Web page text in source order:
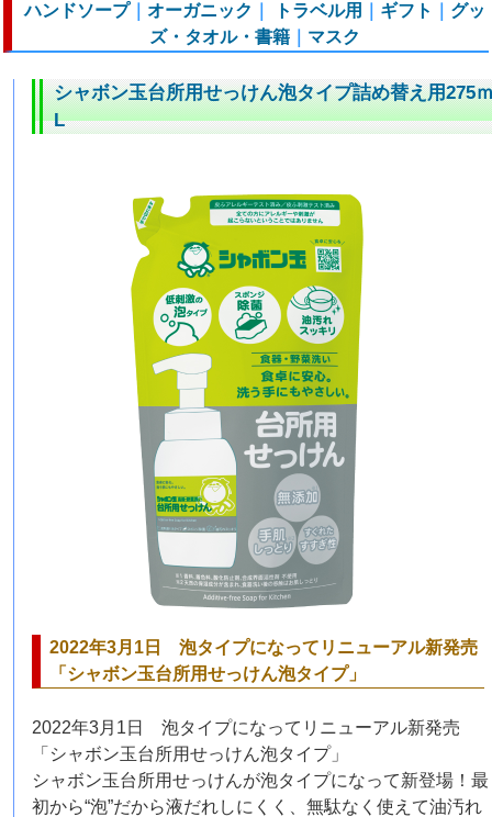
ハンドソープ｜ オーガニック トラベル用 ギフト
グッ
ズ・タオル・書籍
マスク
シャボン玉台所用せっけん泡タイプ詰め替え用275
L
2022年3月1日 泡タイプになってリニューアル新発売
「シャボン玉台所用せっけん泡タイプ」
2022年3月1日 泡タイプになってリニューアル新発売
「シャボン玉台所用せっけん泡タイプ」
シャボン玉台所用せっけんが泡タイプになって新登場！最
初から“泡”だから液だれしにくく、無駄なく使えて油汚れ